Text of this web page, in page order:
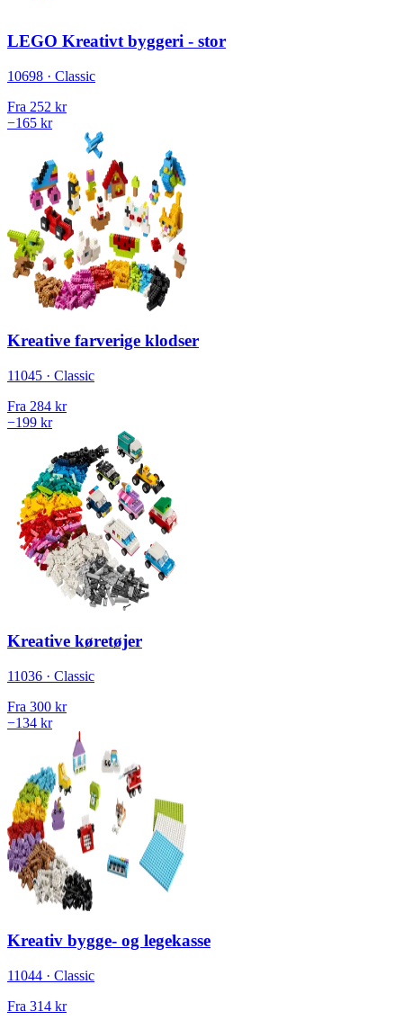
LEGO Kreativt byggeri - stor
10698 · Classic
Fra 252 kr
−165 kr
Kreative farverige klodser
11045 · Classic
Fra 284 kr
−199 kr
Kreative køretøjer
11036 · Classic
Fra 300 kr
−134 kr
Kreativ bygge- og legekasse
11044 · Classic
Fra 314 kr